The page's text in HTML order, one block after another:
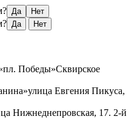
Да Нет
Да Нет
Победы»Сквирское
улица Евгения Пикуса,
Нижнеднепровская, 17. 2-й